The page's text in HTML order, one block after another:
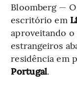
Bloomberg — O
escritório em
aproveitando
estrangeiros
residência em
Portugal.